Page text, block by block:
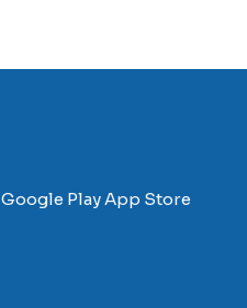
Google PlayApp Store